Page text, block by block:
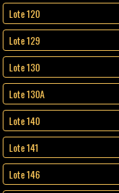
Lote 120
Lote 129
Lote 130
Lote 130A
Lote 140
Lote 141
Lote 146